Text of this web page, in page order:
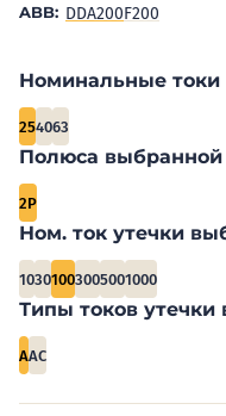
ABB: DDA200F200
Номинальные
254063
Полюса выбранной
2P
Ном. ток утечки
10301003005001000
Типы токов
AAC